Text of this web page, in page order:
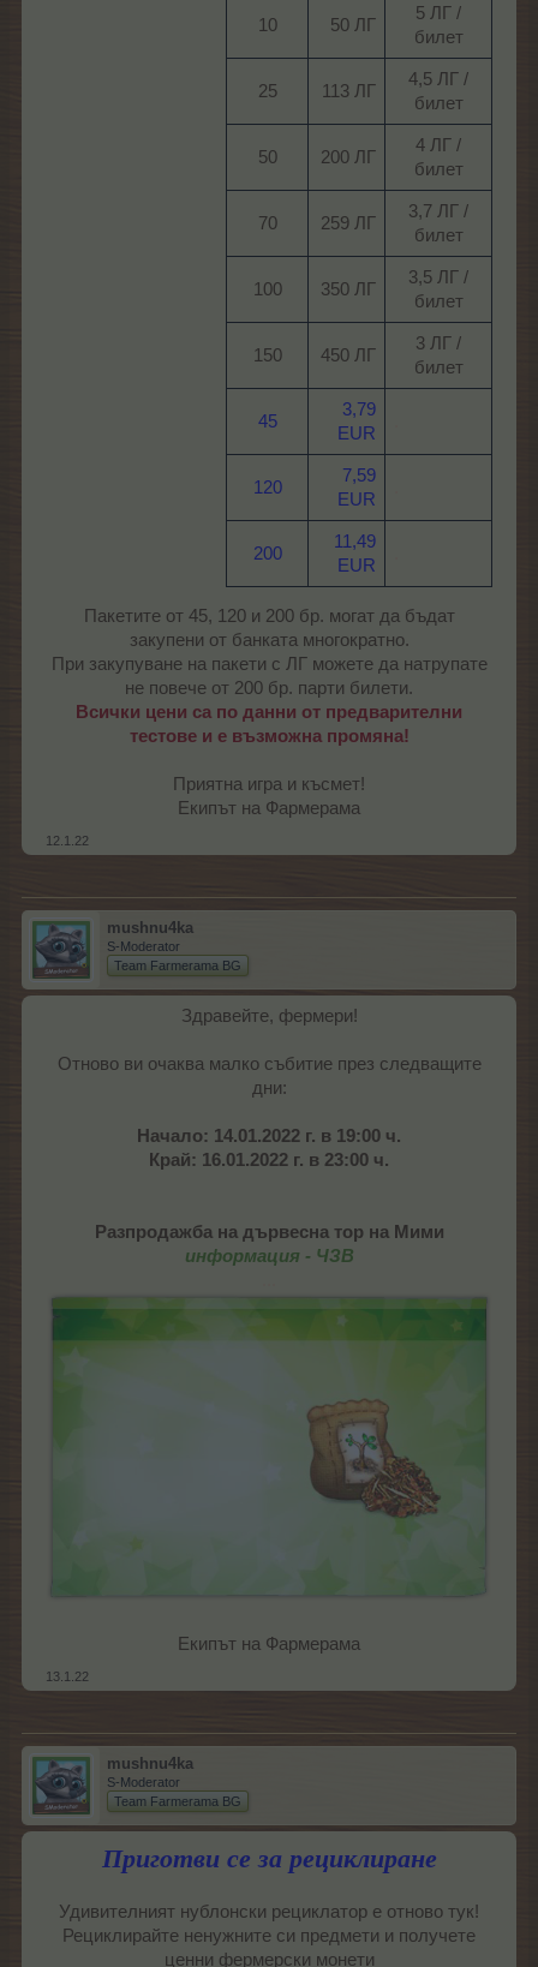
10​ 50 ЛГ​
5 ЛГ /
билет​
25​ 113 ЛГ​
4,5 ЛГ /
билет​
50​ 200 ЛГ​
4 ЛГ /
билет​
70​ 259 ЛГ​
3,7 ЛГ /
билет​
100​ 350 ЛГ​
3,5 ЛГ /
билет​
150​ 450 ЛГ​
3 ЛГ /
билет​
45
3,79
EUR
120
7,59
EUR
200
11,49
EUR
Пакетите от 45, 120 и 200 бр. могат да бъдат
закупени от банката многократно.
При закупуване на пакети с ЛГ можете да натрупате
не повече от 200 бр. парти билети.
Всички цени са по данни от предварителни
тестове и е възможна промяна!
Приятна игра и късмет!
Екипът на Фармерама​
12.1.22
mushnu4ka
S-Moderator
Team Farmerama BG
Здравейте, фермери!
Отново ви очаква малко събитие през следващите
дни:
Начало: 14.01.2022 г. в 19:00 ч.
Край: 16.01.2022 г. в 23:00 ч.
Разпродажба на дървесна тор на Мими
информация - ЧЗВ
Екипът на Фармерама​
13.1.22
mushnu4ka
S-Moderator
Team Farmerama BG
Приготви се за рециклиране
Удивителният нублонски рециклатор е отново тук!
Рециклирайте ненужните си предмети и получете
ценни фермерски монети